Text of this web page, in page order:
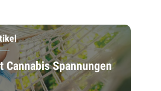
Cannabis Spannungen